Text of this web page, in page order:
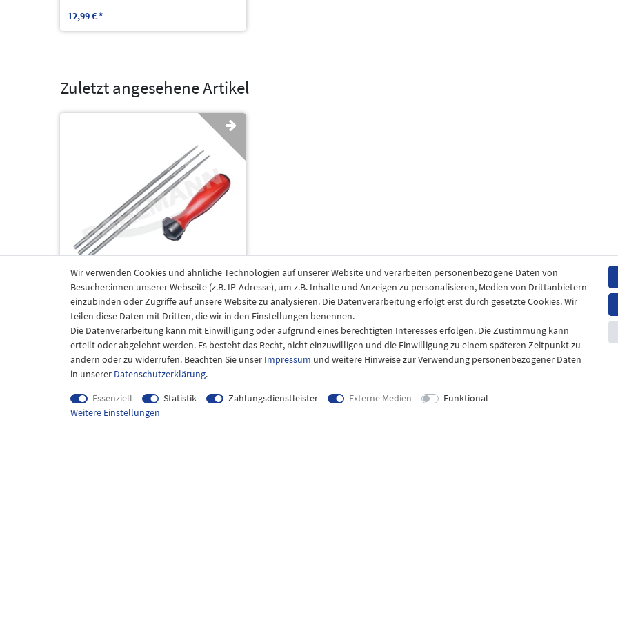
12,99 € *
Zuletzt angesehene Artikel
OREGON Sägekettenfeile Rundfeile Set 3
Feilen mit Griff 3,2 4,0 4,8 5,2 5,5
9,99 € *
Wir verwenden Cookies und ähnliche Technologien auf unserer Website und verarbeiten personenbezogene Daten von
Besucher:innen unserer Webseite (z.B. IP-Adresse), um z.B. Inhalte und Anzeigen zu personalisieren, Medien von Drittanbietern
einzubinden oder Zugriffe auf unsere Website zu analysieren. Die Datenverarbeitung erfolgt erst durch gesetzte Cookies. Wir
teilen diese Daten mit Dritten, die wir in den Einstellungen benennen.
Die Datenverarbeitung kann mit Einwilligung oder aufgrund eines berechtigten Interesses erfolgen. Die Zustimmung kann
erteilt oder abgelehnt werden. Es besteht das Recht, nicht einzuwilligen und die Einwilligung zu einem späteren Zeitpunkt zu
ändern oder zu widerrufen. Beachten Sie unser Impressum und weitere Hinweise zur Verwendung personenbezogener Daten
in unserer Daten­schutz­erklärung.
Essenziell
Statistik Zahlungsdienstleister Externe Medien
Funktional
Weitere Einstellungen